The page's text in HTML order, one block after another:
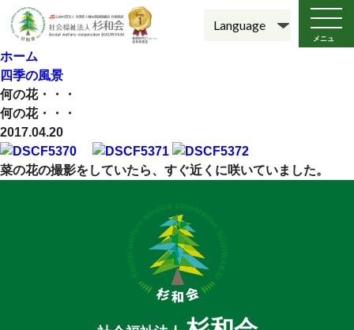
メニュ
ー
ホーム
四季の風景
何の花・・・
何の花・・・
2017.04.20
菜の花の撮影をしていたら、すぐ近くに咲いていました。